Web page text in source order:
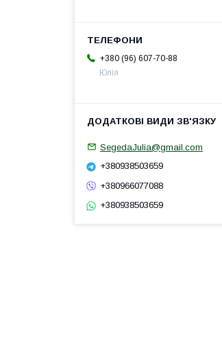
+380 (96) 607-70-88
Юлія
SegedaJulia@gmail.com
+380938503659
+380966077088
+380938503659